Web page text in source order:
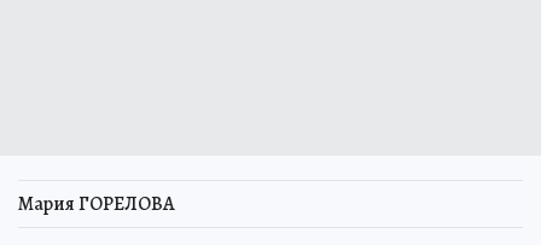
Мария ГОРЕЛОВА